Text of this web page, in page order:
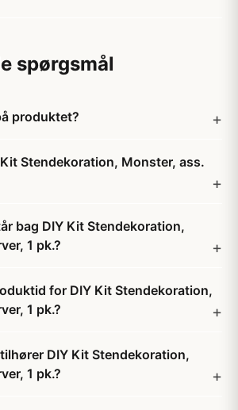
spørgsmål
produktet?
Stendekoration, Monster, ass.
bag DIY Kit Stendekoration,
1 pk.?
for DIY Kit Stendekoration,
1 pk.?
DIY Kit Stendekoration,
1 pk.?